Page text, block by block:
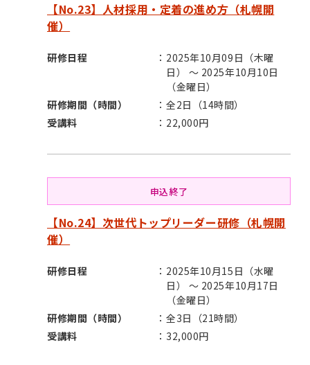
【No.23】人材採用・定着の進め方（札幌開
催）
研修日程
2025年10月09日（木曜
日） ～ 2025年10月10日
（金曜日）
研修期間（時間）
全2日（14時間）
受講料
22,000円
申込終了
【No.24】次世代トップリーダー研修（札幌開
催）
研修日程
2025年10月15日（水曜
日） ～ 2025年10月17日
（金曜日）
研修期間（時間）
全3日（21時間）
受講料
32,000円